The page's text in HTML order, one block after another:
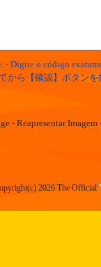
- Digite o código
から【確認】ボタン
- Reapresentar
2026 The Official